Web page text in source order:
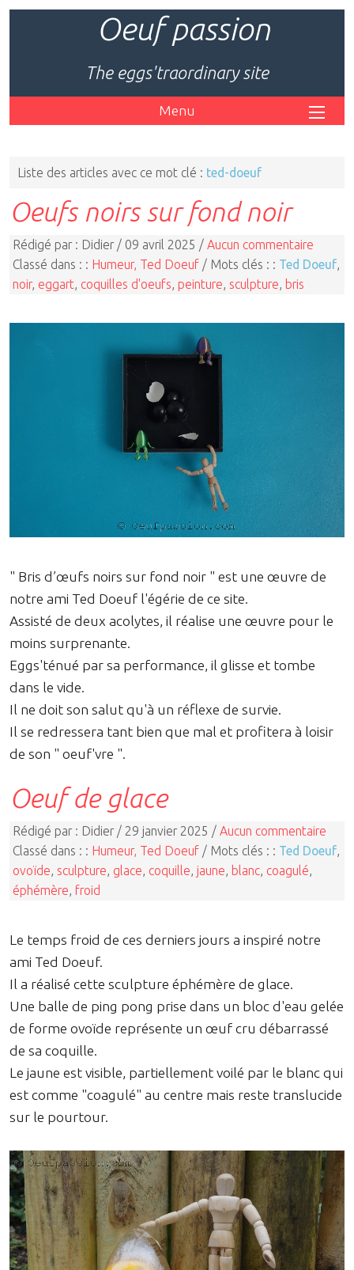
Oeuf passion
The eggs'traordinary site
Menu
Liste des articles avec ce mot clé : ted-doeuf
Oeufs noirs sur fond noir
Rédigé par : Didier / 09 avril 2025 / Aucun commentaire
Classé dans : : Humeur, Ted Doeuf / Mots clés : : Ted Doeuf
noir, eggart coquilles d'oeufs peinture sculpture bris
" Bris d’œufs noirs sur fond noir " est une œuvre de
notre ami Ted Doeuf l'égérie de ce site.
Assisté de deux acolytes, il réalise une œuvre pour le
moins surprenante.
Eggs'ténué par sa performance, il glisse et tombe
dans le vide.
Il ne doit son salut qu'à un réflexe de survie.
Il se redressera tant bien que mal et profitera à loisir
de son " oeuf'vre ".
Oeuf de glace
Rédigé par : Didier / 29 janvier 2025 / Aucun commentaire
Classé dans : : Humeur, Ted Doeuf / Mots clés : : Ted Doeuf,
ovoïde, sculpture, glace, coquille, jaune, blanc, coagulé,
éphémère, froid
Le temps froid de ces derniers jours a inspiré notre
ami Ted Doeuf.
Il a réalisé cette sculpture éphémère de glace.
Une balle de ping pong prise dans un bloc d'eau gelée
de forme ovoïde représente un œuf cru débarrassé
de sa coquille.
Le jaune est visible, partiellement voilé par le blanc qui
est comme "coagulé" au centre mais reste translucide
sur le pourtour.